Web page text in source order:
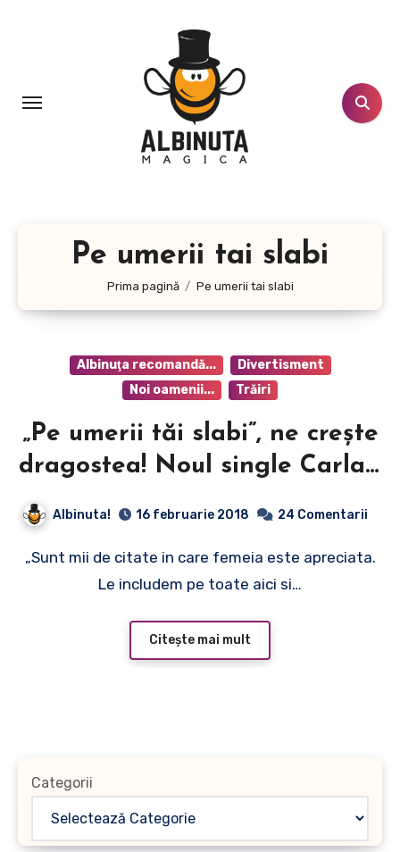
Pe umerii tai slabi
Prima pagină Pe umerii tai slabi
Albinuţa recomandă...
Divertisment
Noi oamenii...
Trăiri
„Pe umerii tăi slabi”, ne crește
dragostea! Noul single Carla’s
Albinuta! 16 februarie 2018 24 Comentarii
„Sunt mii de citate in care femeia este apreciata.
Le includem pe toate aici si…
Citește mai mult
Categorii